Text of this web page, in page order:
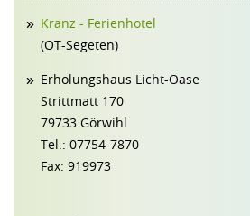
Kranz - Ferienhotel
(OT-Segeten)
Erholungshaus Licht-Oase
Strittmatt 170
79733 Görwihl
Tel.: 07754-7870
Fax: 919973